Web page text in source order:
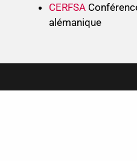
CERFSA
alémanique